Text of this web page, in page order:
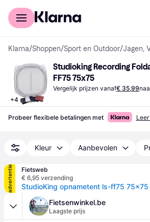
Voor shoppers
Klarna/Shoppen/Sport en Outdoor/Jagen,
+4
Studioking Recording
FF75 75x75
Vergelijk prijzen vanaf€ 35,99
Probeer flexibele betalingen met
Kleur Aanbevolen
advertentie
Fietsweb
€ 6,95 verzending
Fietsenwinkel.be
Laagste prijs